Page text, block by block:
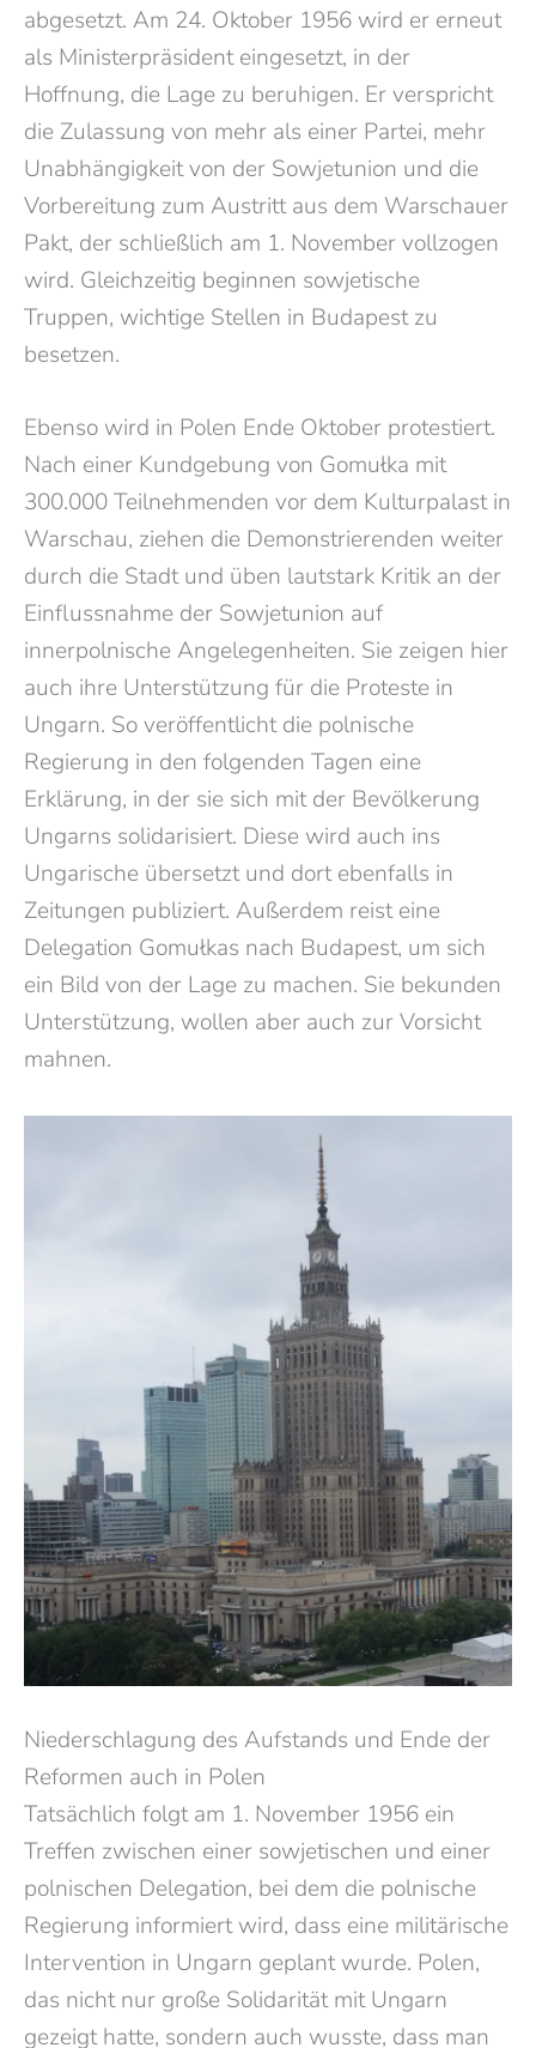
abgesetzt. Am 24. Oktober 1956 wird er erneut
als Ministerpräsident eingesetzt, in der
Hoffnung, die Lage zu beruhigen. Er verspricht
die Zulassung von mehr als einer Partei, mehr
Unabhängigkeit von der Sowjetunion und die
Vorbereitung zum Austritt aus dem Warschauer
Pakt, der schließlich am 1. November vollzogen
wird. Gleichzeitig beginnen sowjetische
Truppen, wichtige Stellen in Budapest zu
besetzen.
Ebenso wird in Polen Ende Oktober protestiert.
Nach einer Kundgebung von Gomułka mit
300.000 Teilnehmenden vor dem Kulturpalast in
Warschau, ziehen die Demonstrierenden weiter
durch die Stadt und üben lautstark Kritik an der
Einflussnahme der Sowjetunion auf
innerpolnische Angelegenheiten. Sie zeigen hier
auch ihre Unterstützung für die Proteste in
Ungarn. So veröffentlicht die polnische
Regierung in den folgenden Tagen eine
Erklärung, in der sie sich mit der Bevölkerung
Ungarns solidarisiert. Diese wird auch ins
Ungarische übersetzt und dort ebenfalls in
Zeitungen publiziert. Außerdem reist eine
Delegation Gomułkas nach Budapest, um sich
ein Bild von der Lage zu machen. Sie bekunden
Unterstützung, wollen aber auch zur Vorsicht
mahnen.
Niederschlagung des Aufstands und Ende der
Reformen auch in Polen
Tatsächlich folgt am 1. November 1956 ein
Treffen zwischen einer sowjetischen und einer
polnischen Delegation, bei dem die polnische
Regierung informiert wird, dass eine militärische
Intervention in Ungarn geplant wurde. Polen,
das nicht nur große Solidarität mit Ungarn
gezeigt hatte, sondern auch wusste, dass man